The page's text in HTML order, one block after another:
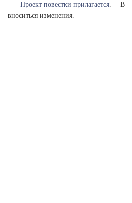
Проект повестки прилагается. В
вноситься изменения.